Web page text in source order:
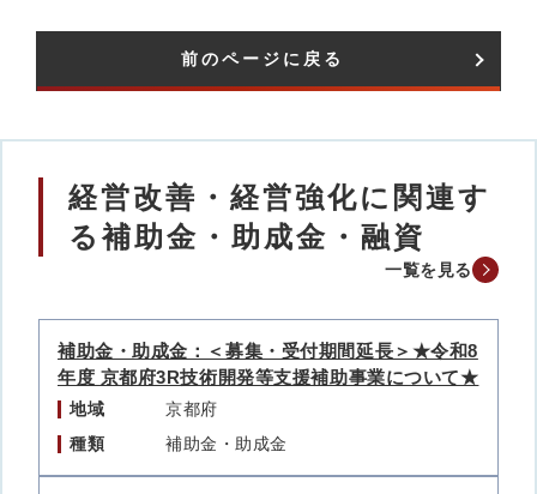
前のページに戻る
経営改善・経営強化に関連す
る補助金・助成金・融資
一覧を見る
補助金・助成金：＜募集・受付期間延長＞★令和8
年度 京都府3R技術開発等支援補助事業について★
地域
京都府
種類
補助金・助成金